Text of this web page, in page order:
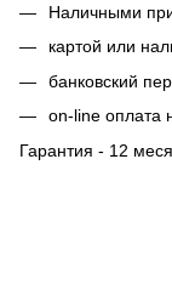
Наличными
картой или
банковский
on-line оплата
Гарантия - 12